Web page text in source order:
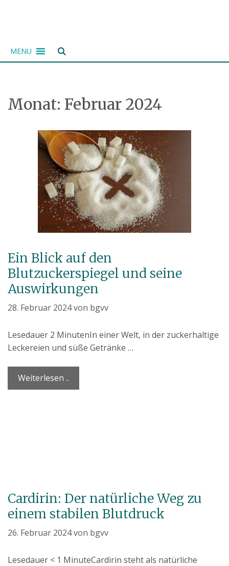
MENU
Monat: Februar 2024
Ein Blick auf den
Blutzuckerspiegel und seine
Auswirkungen
28. Februar 2024von bgvv
Lesedauer 2 MinutenIn einer Welt, in der zuckerhaltige
Leckereien und süße Getränke …
Weiterlesen ..
Cardirin: Der natürliche Weg zu
einem stabilen Blutdruck
26. Februar 2024von bgvv
Lesedauer < 1 MinuteCardirin steht als natürliche